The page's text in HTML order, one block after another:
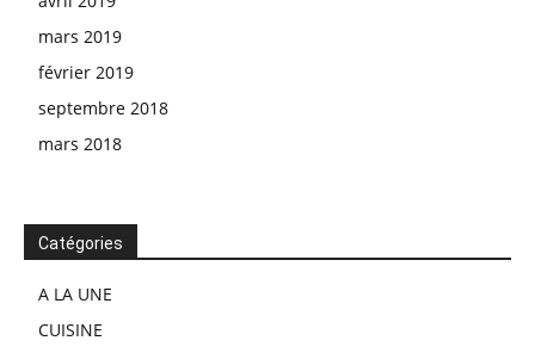
mars 2019
février 2019
septembre 2018
mars 2018
Catégories
A LA UNE
CUISINE